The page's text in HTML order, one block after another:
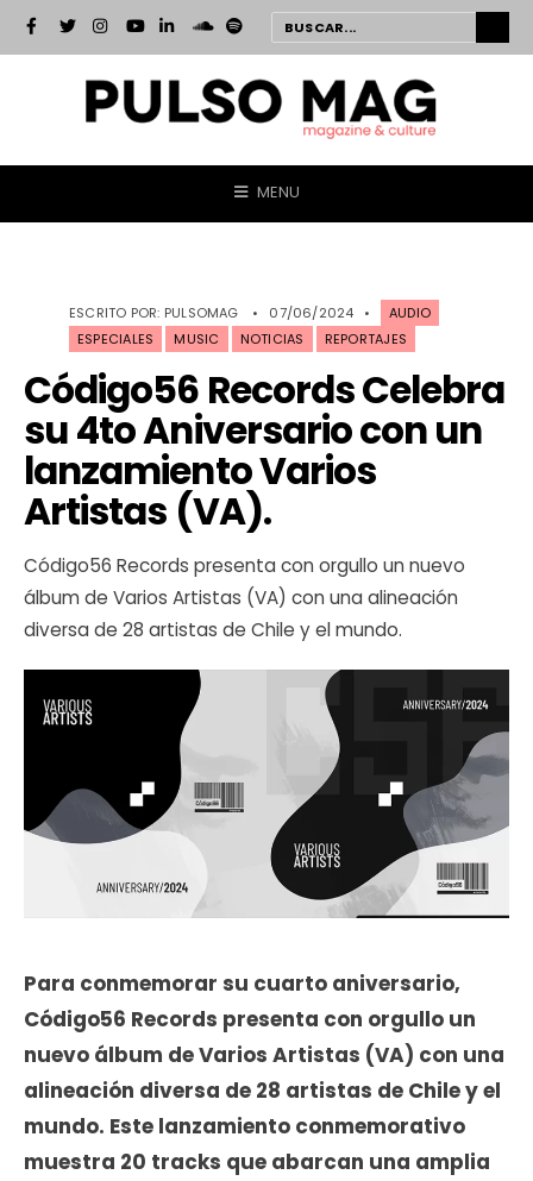
MENU
ESCRITO POR: PULSOMAG • 07/06/2024 •
AUDIO
ESPECIALES
MUSIC NOTICIAS REPORTAJES
Código56 Records Celebra
su 4to Aniversario con un
lanzamiento Varios
Artistas (VA).
Código56 Records presenta con orgullo un nuevo
álbum de Varios Artistas (VA) con una alineación
diversa de 28 artistas de Chile y el mundo.
Para conmemorar su cuarto aniversario,
Código56 Records presenta con orgullo un
nuevo álbum de Varios Artistas (VA) con una
alineación diversa de 28 artistas de Chile y el
mundo. Este lanzamiento conmemorativo
muestra 20 tracks que abarcan una amplia